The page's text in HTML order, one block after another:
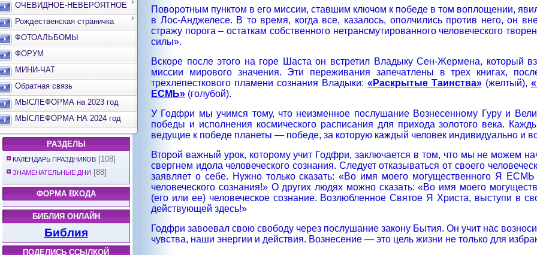
ОЧЕВИДНОЕ-НЕВЕРОЯТНОЕ
Рождественская страничка
ФОТОАЛЬБОМЫ
ФОРУМ
МИНИ-ЧАТ
Обратная связь
МЫСЛЕФОРМА на 2023 год
МЫСЛЕФОРМА НА 2024 год
РАЗДЕЛЫ
КАЛЕНДАРЬ ПРАЗДНИКОВ [108]
ЗНАМЕНАТЕЛЬНЫЕ ДНИ [88]
ФОРМА ВХОДА
БИБЛИЯ ОНЛАЙН
Библия
ПОДЕЛИСЬ ССЫЛКОЙ
Поворотным пунктом в его миссии, ставшим ключом к победе в том воплощении,
в Лос-Анджелесе. В то время, когда все, казалось, ополчились против него, он
стражу порога – остаткам собственного нетрансмутированного человеческого
силы».
Вскоре после этого на горе Шаста он встретил Владыку Сен-Жермена, который
миссии мирового значения. Эти переживания запечатлены в трех книгах,
трехлепесткового пламени сознания Владыки: «Раскрытые Таинства»(желтый),
ЕСМЬ» (голубой).
У Годфри мы учимся тому, что неизменное послушание Вознесенному Гуру и
победы и исполнения космического расписания для прихода золотого века.
ведущие к победе планеты — победе, за которую каждый человек индивидуально и
Второй важный урок, которому учит Годфри, заключается в том, что мы не можем
свергнем идола человеческого сознания. Следует отказываться от своего
заявляет о себе. Нужно только сказать: «Во имя моего могущественного Я
человеческого сознания!» О других людях можно сказать: «Во имя моего
(его или ее) человеческое сознание. Возлюбленное Святое Я Христа, выступи в
действующей здесь!»
Годфри завоевал свою свободу через послушание закону Бытия. Он учит нас
чувства, наши энергии и действия. Вознесение — это цель жизни не только для